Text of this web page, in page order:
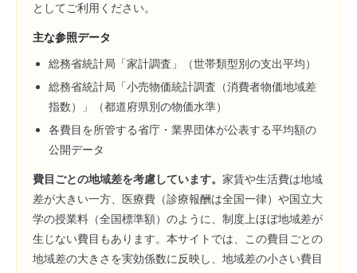
としてご利用ください。
主な参照データ
総務省統計局「家計調査」（世帯類型別の支出平均）
総務省統計局「小売物価統計調査（消費者物価地域差
指数）」（都道府県別の物価水準）
各費目を所管する省庁・業界団体が公表する平均額の
公開データ
費目ごとの地域差を考慮しています。 家賃や生活費は地域
差が大きい一方、医療費（診療報酬は全国一律）や国立大
学の授業料（全国標準額）のように、制度上ほぼ地域差が
生じない費目もあります。本サイトでは、この費目ごとの
地域差の大きさを実効係数に反映し、地域差の小さい費目